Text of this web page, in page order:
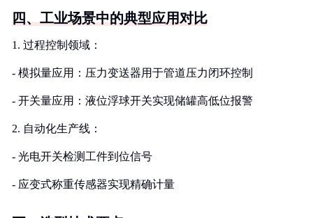
四、工业场景中的典型应用对比
1. 过程控制领域：
- 模拟量应用：压力变送器用于管道压力闭环控制
- 开关量应用：液位浮球开关实现储罐高低位报警
2. 自动化生产线：
- 光电开关检测工件到位信号
- 应变式称重传感器实现精确计量